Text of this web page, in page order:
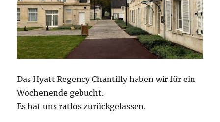
Das Hyatt Regency Chantilly haben wir für ein
Wochenende gebucht.
Es hat uns ratlos zurückgelassen.